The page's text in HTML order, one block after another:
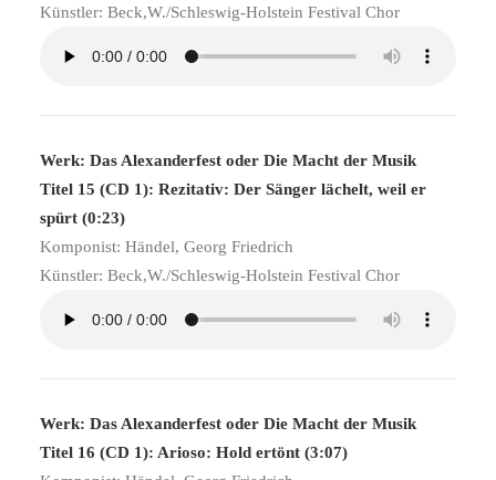
Künstler: Beck,W./Schleswig-Holstein Festival Chor
Werk: Das Alexanderfest oder Die Macht der Musik
Titel 15 (CD 1): Rezitativ: Der Sänger lächelt, weil er
spürt (0:23)
Komponist: Händel, Georg Friedrich
Künstler: Beck,W./Schleswig-Holstein Festival Chor
Werk: Das Alexanderfest oder Die Macht der Musik
Titel 16 (CD 1): Arioso: Hold ertönt (3:07)